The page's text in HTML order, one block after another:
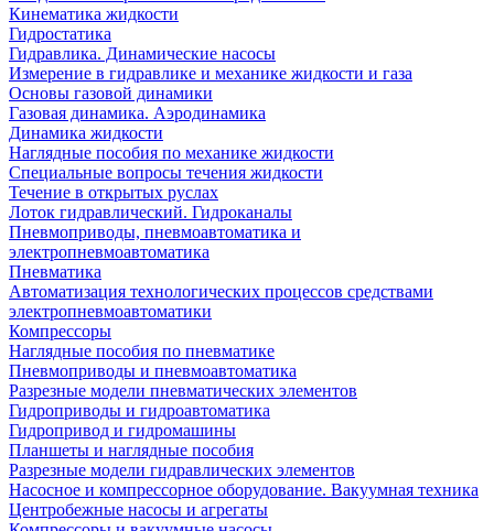
Кинематика жидкости
Гидростатика
Гидравлика. Динамические насосы
Измерение в гидравлике и механике жидкости и газа
Основы газовой динамики
Газовая динамика. Аэродинамика
Динамика жидкости
Наглядные пособия по механике жидкости
Специальные вопросы течения жидкости
Течение в открытых руслах
Лоток гидравлический. Гидроканалы
Пневмоприводы, пневмоавтоматика и
электропневмоавтоматика
Пневматика
Автоматизация технологических процессов средствами
электропневмоавтоматики
Компрессоры
Наглядные пособия по пневматике
Пневмоприводы и пневмоавтоматика
Разрезные модели пневматических элементов
Гидроприводы и гидроавтоматика
Гидропривод и гидромашины
Планшеты и наглядные пособия
Разрезные модели гидравлических элементов
Насосное и компрессорное оборудование. Вакуумная техника
Центробежные насосы и агрегаты